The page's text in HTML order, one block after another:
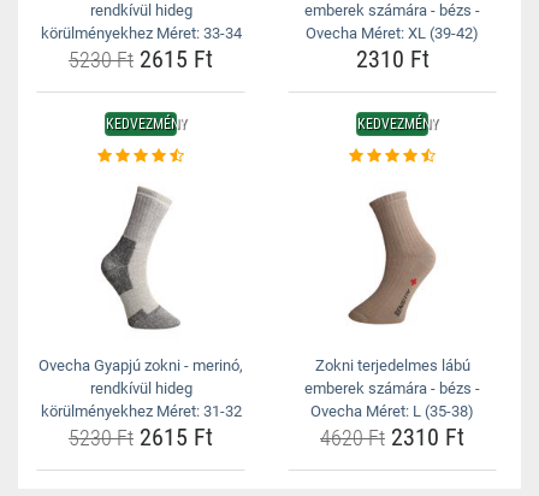
rendkívül hideg
körülményekhez Méret: 33-34
5230 Ft 2615 Ft
emberek számára - bézs -
Ovecha Méret: XL (39-42)
2310 Ft
KEDVEZMÉNY
Ovecha Gyapjú zokni - merinó,
rendkívül hideg
körülményekhez Méret: 31-32
5230 Ft 2615 Ft
KEDVEZMÉNY
Zokni terjedelmes lábú
emberek számára - bézs -
Ovecha Méret: L (35-38)
4620 Ft 2310 Ft